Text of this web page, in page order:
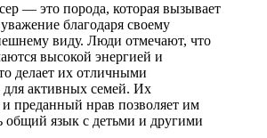
— это порода, которая вызывает
благодаря своему
виду. Люди отмечают, что
высокой энергией и
делает их отличными
активных семей. Их
преданный нрав позволяет им
общий язык с детьми и другими